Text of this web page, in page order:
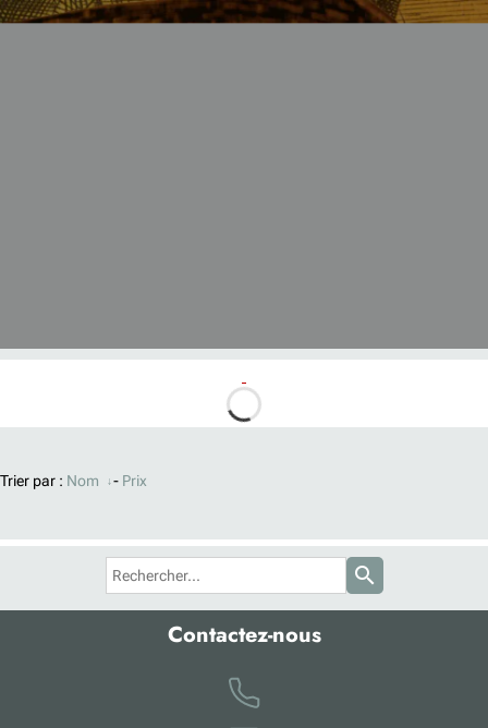
Trier par : Nom - Prix
search
Contactez-nous